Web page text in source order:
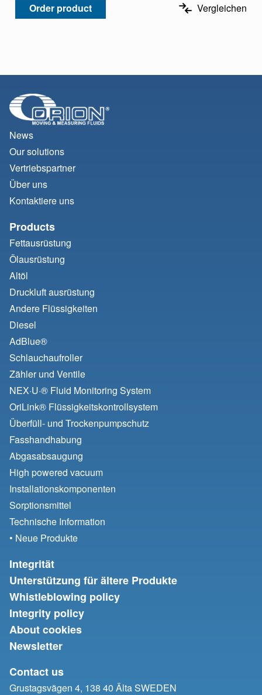
Order product Vergleichen
News
Our solutions
Vertriebspartner
Über uns
Kontaktiere uns
Products
Fettausrüstung
Ölausrüstung
Altöl
Druckluft ausrüstung
Andere Flüssigkeiten
Diesel
AdBlue®
Schlauchaufroller
Zähler und Ventile
NEX·U·® Fluid Monitoring System
OriLink® Flüssigkeitskontrollsystem
Überfüll- und Trockenpumpschutz
Fasshandhabung
Abgasabsaugung
High powered vacuum
Installationskomponenten
Sorptionsmittel
Technische Information
• Neue Produkte
Integrität
Unterstützung für ältere Produkte
Whistleblowing policy
Integrity policy
About cookies
Newsletter
Contact us
Grustagsvägen 4, 138 40 Älta SWEDEN